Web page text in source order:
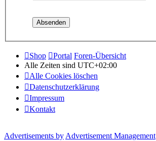
Shop Portal Foren-Übersicht
Alle Zeiten sind UTC+02:00
Alle Cookies löschen
Datenschutzerklärung
Impressum
Kontakt
Advertisements by Advertisement Management